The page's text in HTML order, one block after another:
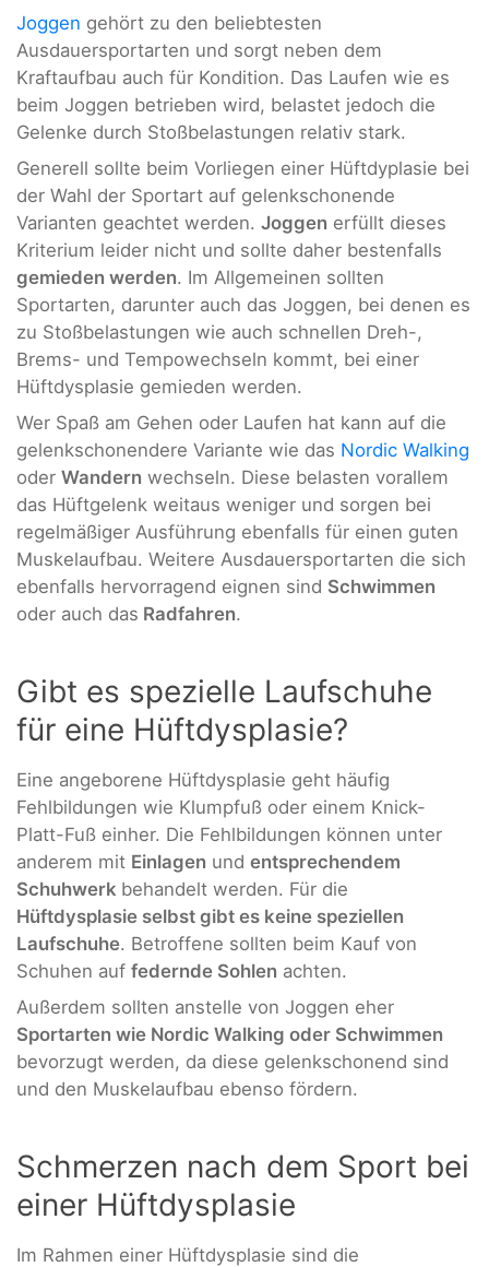
Joggen gehört zu den beliebtesten
Ausdauersportarten und sorgt neben dem
Kraftaufbau auch für Kondition. Das Laufen wie es
beim Joggen betrieben wird, belastet jedoch die
Gelenke durch Stoßbelastungen relativ stark.
Generell sollte beim Vorliegen einer Hüftdyplasie bei
der Wahl der Sportart auf gelenkschonende
Varianten geachtet werden. Joggen erfüllt dieses
Kriterium leider nicht und sollte daher bestenfalls
gemieden werden. Im Allgemeinen sollten
Sportarten, darunter auch das Joggen, bei denen es
zu Stoßbelastungen wie auch schnellen Dreh-,
Brems- und Tempowechseln kommt, bei einer
Hüftdysplasie gemieden werden.
Wer Spaß am Gehen oder Laufen hat kann auf die
gelenkschonendere Variante wie das Nordic Walking
oder Wandern wechseln. Diese belasten vorallem
das Hüftgelenk weitaus weniger und sorgen bei
regelmäßiger Ausführung ebenfalls für einen guten
Muskelaufbau. Weitere Ausdauersportarten die sich
ebenfalls hervorragend eignen sind Schwimmen
oder auch das Radfahren.
Gibt es spezielle Laufschuhe
für eine Hüftdysplasie?
Eine angeborene Hüftdysplasie geht häufig
Fehlbildungen wie Klumpfuß oder einem Knick-
Platt-Fuß einher. Die Fehlbildungen können unter
anderem mit Einlagen und entsprechendem
Schuhwerk behandelt werden. Für die
Hüftdysplasie selbst gibt es keine speziellen
Laufschuhe. Betroffene sollten beim Kauf von
Schuhen auf federnde Sohlen achten.
Außerdem sollten anstelle von Joggen eher
Sportarten wie Nordic Walking oder Schwimmen
bevorzugt werden, da diese gelenkschonend sind
und den Muskelaufbau ebenso fördern.
Schmerzen nach dem Sport bei
einer Hüftdysplasie
Im Rahmen einer Hüftdysplasie sind die